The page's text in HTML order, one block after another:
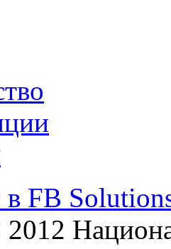
в FB